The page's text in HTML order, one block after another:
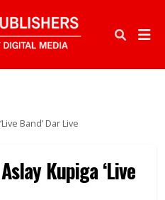
Band’ Dar Live
Kupiga ‘Live